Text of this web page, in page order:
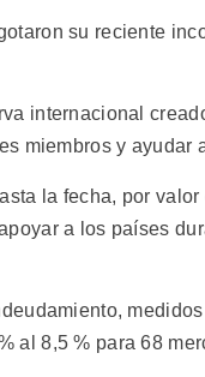
su reciente
internacional
miembros y ayudar
la fecha, por
a los países
al 8,5 % para 68